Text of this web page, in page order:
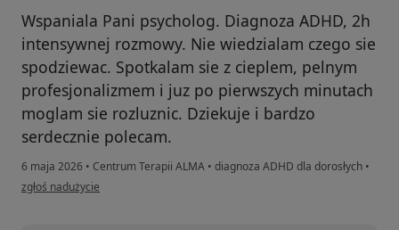
Wspaniala Pani psycholog. Diagnoza ADHD, 2h
intensywnej rozmowy. Nie wiedzialam czego sie
spodziewac. Spotkalam sie z cieplem, pelnym
profesjonalizmem i juz po pierwszych minutach
moglam sie rozluznic. Dziekuje i bardzo
serdecznie polecam.
6 maja 2026 • Centrum Terapii ALMA • diagnoza ADHD dla dorosłych •
w opinii użytkownika Maria
zgłoś nadużycie